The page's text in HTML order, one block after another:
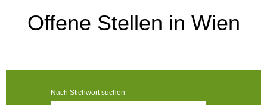
Offene Stellen in Wien
Nach Stichwort suchen